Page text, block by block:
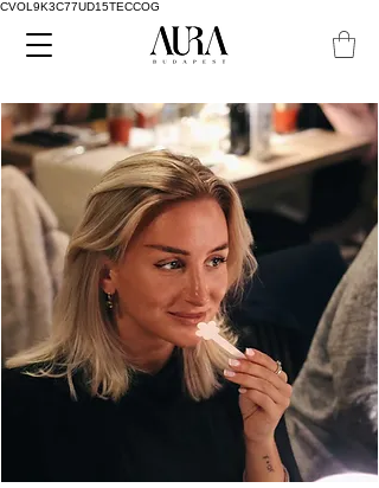
CVOL9K3C77UD15TECCOG